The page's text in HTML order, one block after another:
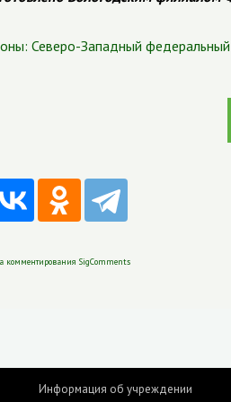
Северо-Западный федеральный
комментирования SigComments
Информация об учреждении